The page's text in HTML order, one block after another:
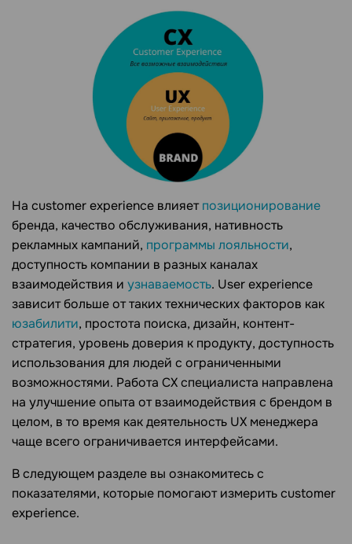
На customer experience влияетпозиционирование
бренда, качество обслуживания, нативность
рекламных кампаний, программы лояльности,
доступность компании в разных каналах
взаимодействия и узнаваемость. User experience
зависит больше от таких технических факторов как
юзабилити, простота поиска, дизайн, контент-
стратегия, уровень доверия к продукту, доступность
использования для людей с ограниченными
возможностями. Работа CX специалиста направлена
на улучшение опыта от взаимодействия с брендом в
целом, в то время как деятельность UX менеджера
чаще всего ограничивается интерфейсами.
В следующем разделе вы ознакомитесь с
показателями, которые помогают измерить customer
experience.